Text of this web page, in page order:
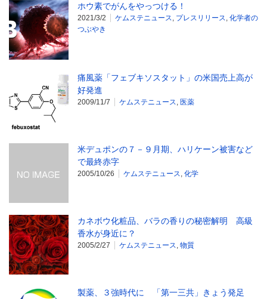
ホウ素でがんをやっつける！
2021/3/2 ケムステニュース, プレスリリース, 化学者の
つぶやき
痛風薬「フェブキソスタット」の米国売上高が
好発進
2009/11/7 ケムステニュース, 医薬
米デュポンの７－９月期、ハリケーン被害など
で最終赤字
2005/10/26 ケムステニュース, 化学
カネボウ化粧品、バラの香りの秘密解明 高級
香水が身近に？
2005/2/27 ケムステニュース, 物質
製薬、３強時代に 「第一三共」きょう発足